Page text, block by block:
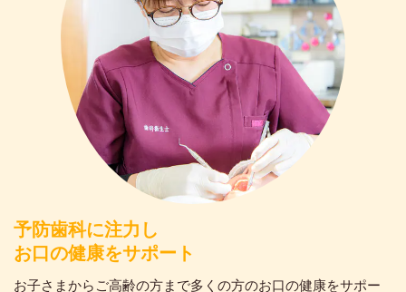
予防歯科に注力し
お口の健康をサポート
お子さまからご高齢の方まで多くの方のお口の健康をサポー